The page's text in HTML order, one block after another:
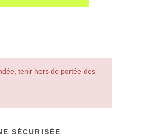
tenir hors de portée des
SÉCURISÉE